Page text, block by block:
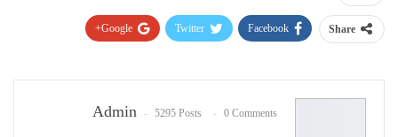
Share
Facebook
Twitter
Google+
Admin 5295 Posts 0 Comments